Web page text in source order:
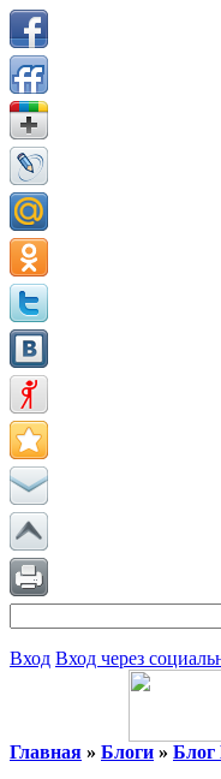
Вход Вход через
Главная » Блоги » Блог